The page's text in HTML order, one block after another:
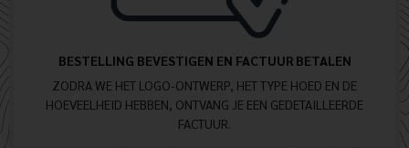
BESTELLING BEVESTIGEN EN FACTUUR BETALEN
ZODRA WE HET LOGO-ONTWERP, HET TYPE HOED EN DE
HOEVEELHEID HEBBEN, ONTVANG JE EEN GEDETAILLEERDE
FACTUUR.